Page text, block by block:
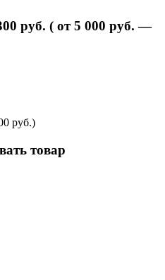
руб. ( от 5 000 руб. —
руб.)
товар